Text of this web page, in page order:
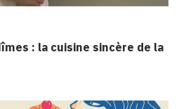
: la cuisine sincère de la